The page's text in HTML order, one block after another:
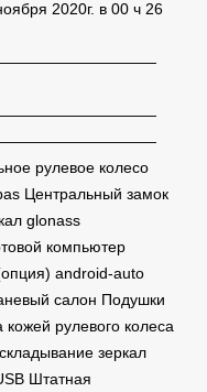
2020г. в 00 ч 26
рулевое колесо
Центральный замок
glonass
компьютер
android-auto
салон Подушки
рулевого колеса
зеркал
Штатная